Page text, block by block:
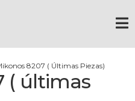
8207 ( Últimas Piezas)
( últimas